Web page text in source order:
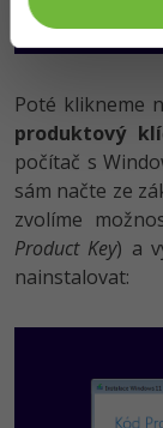
Poté klikneme
produktový
počítač s
sám načte ze
zvolíme
Product Key) a
nainstalovat: